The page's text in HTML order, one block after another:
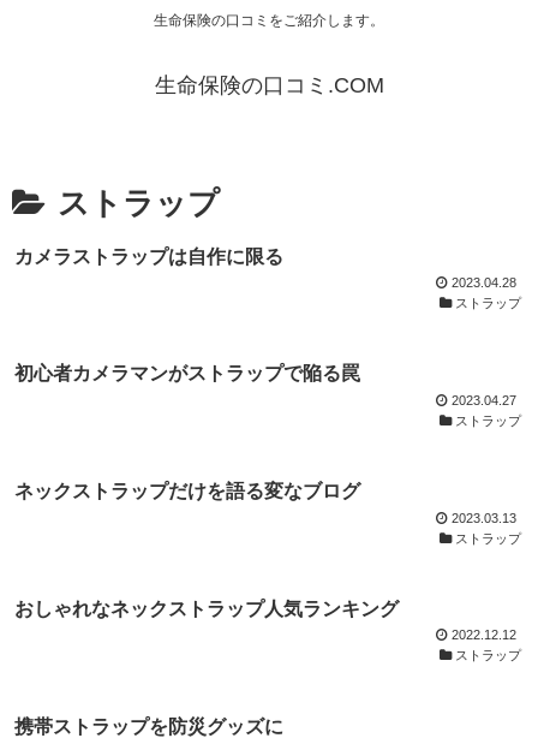
生命保険の口コミをご紹介します。
生命保険の口コミ.COM
ストラップ
カメラストラップは自作に限る
2023.04.28
ストラップ
初心者カメラマンがストラップで陥る罠
2023.04.27
ストラップ
ネックストラップだけを語る変なブログ
2023.03.13
ストラップ
おしゃれなネックストラップ人気ランキング
2022.12.12
ストラップ
携帯ストラップを防災グッズに